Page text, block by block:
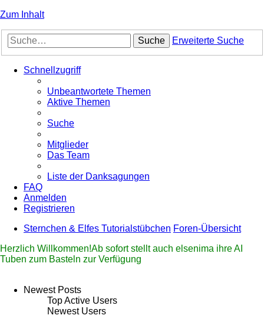
Zum Inhalt
Suche Erweiterte Suche
Schnellzugriff
Unbeantwortete Themen
Aktive Themen
Suche
Mitglieder
Das Team
Liste der Danksagungen
FAQ
Anmelden
Registrieren
Sternchen & Elfes Tutorialstübchen Foren-Übersicht
Herzlich Willkommen!Ab sofort stellt auch elsenima ihre AI
Tuben zum Basteln zur Verfügung
Newest Posts
Top Active Users
Newest Users